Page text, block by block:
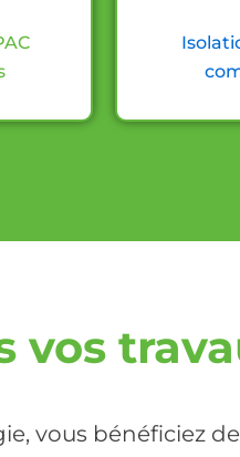
vos
vous bénéficiez de